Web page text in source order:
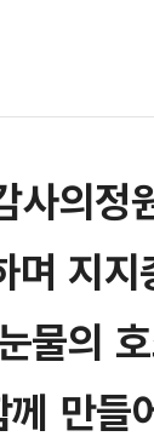
사의정
며 지지
물의
만들